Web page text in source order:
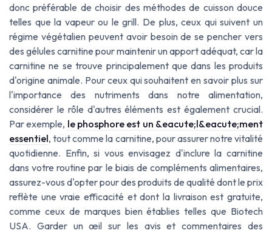
donc préférable de choisir des méthodes de cuisson douce
telles que la vapeur ou le grill. De plus, ceux qui suivent un
régime végétalien peuvent avoir besoin de se pencher vers
des gélules carnitine pour maintenir un apport adéquat, car la
carnitine ne se trouve principalement que dans les produits
d'origine animale. Pour ceux qui souhaitent en savoir plus sur
l'importance des nutriments dans notre alimentation,
considérer le rôle d'autres éléments est également crucial.
Par exemple, le phosphore est un &eacute;l&eacute;ment
essentiel, tout comme la carnitine, pour assurer notre vitalité
quotidienne. Enfin, si vous envisagez d'inclure la carnitine
dans votre routine par le biais de compléments alimentaires,
assurez-vous d'opter pour des produits de qualité dont le prix
reflète une vraie efficacité et dont la livraison est gratuite,
comme ceux de marques bien établies telles que Biotech
USA. Garder un œil sur les avis et commentaires des